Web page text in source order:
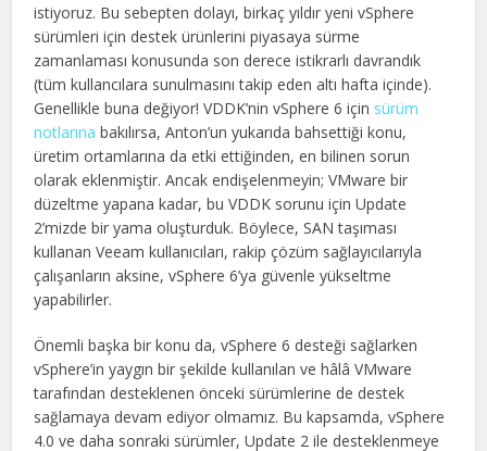
istiyoruz. Bu sebepten dolayı, birkaç yıldır yeni vSphere
sürümleri için destek ürünlerini piyasaya sürme
zamanlaması konusunda son derece istikrarlı davrandık
(tüm kullancılara sunulmasını takip eden altı hafta içinde).
Genellikle buna değiyor! VDDK’nin vSphere 6 için sürüm
notlarına bakılırsa, Anton’un yukarıda bahsettiği konu,
üretim ortamlarına da etki ettiğinden, en bilinen sorun
olarak eklenmiştir. Ancak endişelenmeyin; VMware bir
düzeltme yapana kadar, bu VDDK sorunu için Update
2’mizde bir yama oluşturduk. Böylece, SAN taşıması
kullanan Veeam kullanıcıları, rakip çözüm sağlayıcılarıyla
çalışanların aksine, vSphere 6’ya güvenle yükseltme
yapabilirler.
Önemli başka bir konu da, vSphere 6 desteği sağlarken
vSphere’in yaygın bir şekilde kullanılan ve hâlâ VMware
tarafından desteklenen önceki sürümlerine de destek
sağlamaya devam ediyor olmamız. Bu kapsamda, vSphere
4.0 ve daha sonraki sürümler, Update 2 ile desteklenmeye